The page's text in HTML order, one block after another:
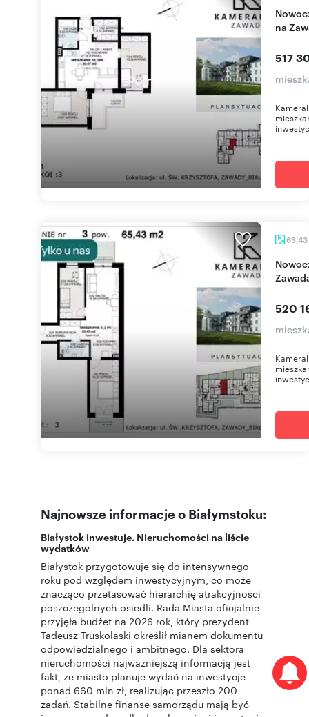
Nowoczesne 3-pokojowe mieszkanie z balkonem
na
517
65,43
Nowoczesne mieszkanie z ogródkiem w
520
Najnowsze informacje o Białymstoku:
Białystok inwestuje. Nieruchomości na liście
wydatków
Białystok przygotowuje się do intensywnego
roku pod względem inwestycyjnym, co może
znacząco przetasować hierarchię atrakcyjności
poszczególnych osiedli. Rada Miasta oficjalnie
przyjęła budżet na 2026 rok, który prezydent
Tadeusz Truskolaski określił mianem dokumentu
odpowiedzialnego i ambitnego. Dla sektora
nieruchomości najważniejszą informacją jest
fakt, że miasto planuje wydać na inwestycje
ponad 660 mln zł, realizując przeszło 200
zadań. Stabilne finanse samorządu mają być